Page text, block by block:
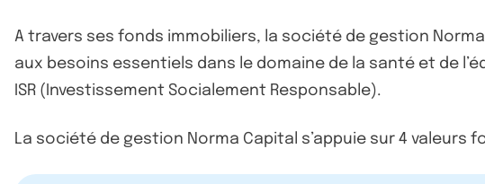
A travers ses fonds immobiliers, la société de gestion
aux besoins essentiels dans le domaine de la santé et de
ISR (Investissement Socialement Responsable).
La société de gestion Norma Capital s’appuie sur 4 valeurs